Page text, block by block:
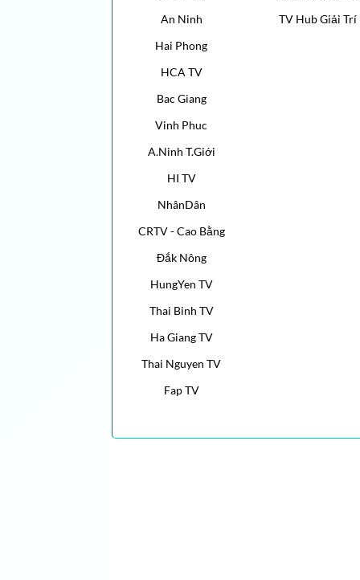
An Ninh
TV Hub Giải Trí
Hai Phong
HCA TV
Bac Giang
Vinh Phuc
A.Ninh T.Giới
HI TV
NhânDân
CRTV - Cao Bằng
Đắk Nông
HungYen TV
Thai Binh TV
Ha Giang TV
Thai Nguyen TV
Fap TV